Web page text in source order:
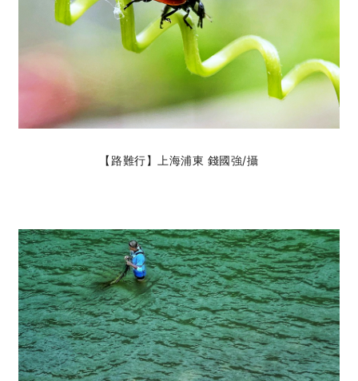
【路難行】上海浦東 錢國強/攝